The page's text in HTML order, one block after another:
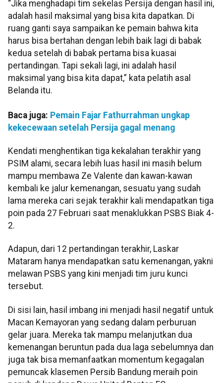
“Jika menghadapi tim sekelas Persija dengan hasil ini,
adalah hasil maksimal yang bisa kita dapatkan. Di
ruang ganti saya sampaikan ke pemain bahwa kita
harus bisa bertahan dengan lebih baik lagi di babak
kedua setelah di babak pertama bisa kuasai
pertandingan. Tapi sekali lagi, ini adalah hasil
maksimal yang bisa kita dapat,” kata pelatih asal
Belanda itu.
Baca juga: Pemain Fajar Fathurrahman ungkap
kekecewaan setelah Persija gagal menang
Kendati menghentikan tiga kekalahan terakhir yang
PSIM alami, secara lebih luas hasil ini masih belum
mampu membawa Ze Valente dan kawan-kawan
kembali ke jalur kemenangan, sesuatu yang sudah
lama mereka cari sejak terakhir kali mendapatkan tiga
poin pada 27 Februari saat menaklukkan PSBS Biak 4-
2.
Adapun, dari 12 pertandingan terakhir, Laskar
Mataram hanya mendapatkan satu kemenangan, yakni
melawan PSBS yang kini menjadi tim juru kunci
tersebut.
Di sisi lain, hasil imbang ini menjadi hasil negatif untuk
Macan Kemayoran yang sedang dalam perburuan
gelar juara. Mereka tak mampu melanjutkan dua
kemenangan beruntun pada dua laga sebelumnya dan
juga tak bisa memanfaatkan momentum kegagalan
pemuncak klasemen Persib Bandung meraih poin